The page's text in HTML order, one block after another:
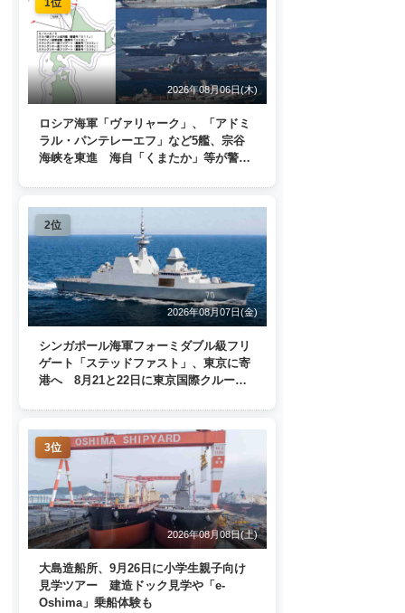
1位
2026年08月06日(木)
ロシア海軍「ヴァリャーク」、「アドミ
ラル・パンテレーエフ」など5艦、宗谷
海峡を東進 海自「くまたか」等が警戒
2位
2026年08月07日(金)
シンガポール海軍フォーミダブル級フリ
ゲート「ステッドファスト」、東京に寄
港へ 8月21と22日に東京国際クルーズ
3位
2026年08月08日(土)
大島造船所、9月26日に小学生親子向け
見学ツアー 建造ドック見学や「e-
Oshima」乗船体験も